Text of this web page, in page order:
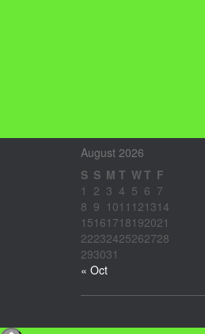
August 2026
S S M T WT F
1 2 3 4 5 6 7
8 9 1011 121314
15161718192021
22232425262728
293031
« Oct